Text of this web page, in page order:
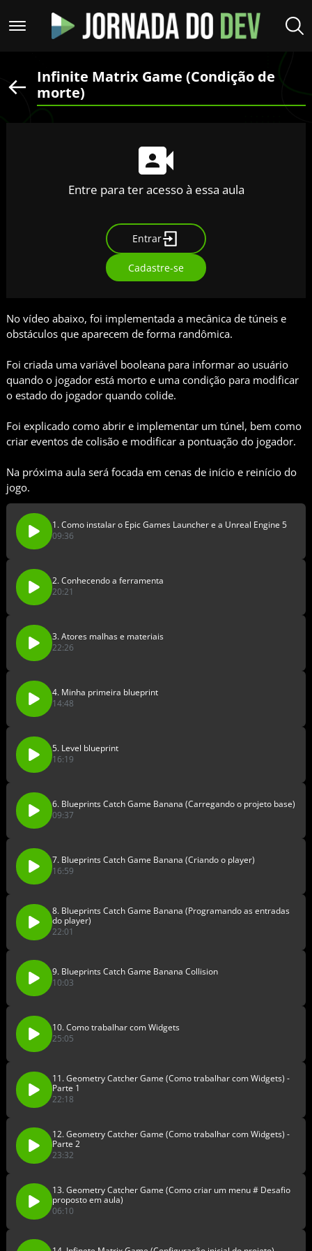
Infinite Matrix Game (Condição de
morte)
Entre para ter acesso à essa aula
Entrar
Cadastre-se
No vídeo abaixo, foi implementada a mecânica de túneis e
obstáculos que aparecem de forma randômica.
Foi criada uma variável booleana para informar ao usuário
quando o jogador está morto e uma condição para modificar
o estado do jogador quando colide.
Foi explicado como abrir e implementar um túnel, bem como
criar eventos de colisão e modificar a pontuação do jogador.
Na próxima aula será focada em cenas de início e reinício do
jogo.
1. Como instalar o Epic Games Launcher e a Unreal Engine 5
09:36
2. Conhecendo a ferramenta
20:21
3. Atores malhas e materiais
22:26
4. Minha primeira blueprint
14:48
5. Level blueprint
16:19
6. Blueprints Catch Game Banana (Carregando o projeto base)
09:37
7. Blueprints Catch Game Banana (Criando o player)
16:59
8. Blueprints Catch Game Banana (Programando as entradas
do player)
22:01
9. Blueprints Catch Game Banana Collision
10:03
10. Como trabalhar com Widgets
25:05
11. Geometry Catcher Game (Como trabalhar com Widgets) -
Parte 1
22:18
12. Geometry Catcher Game (Como trabalhar com Widgets) -
Parte 2
23:32
13. Geometry Catcher Game (Como criar um menu # Desafio
proposto em aula)
06:10